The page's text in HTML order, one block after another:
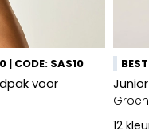
| CODE: SAS10
voor
Groen
12